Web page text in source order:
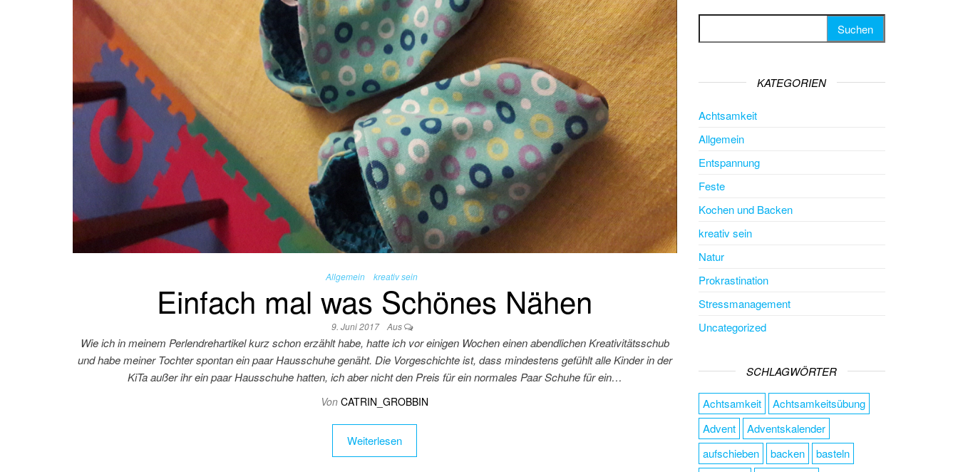
Allgemein kreativ sein
Einfach mal was Schönes Nähen
9. Juni 2017 Aus
Wie ich in meinem Perlendrehartikel kurz schon erzählt habe, hatte ich vor einigen Wochen einen abendlichen Kreativitätsschub
und habe meiner Tochter spontan ein paar Hausschuhe genäht. Die Vorgeschichte ist, dass mindestens gefühlt alle Kinder in der
KiTa außer ihr ein paar Hausschuhe hatten, ich aber nicht den Preis für ein normales Paar Schuhe für ein…
Von CATRIN_GROBBIN
Weiterlesen
KATEGORIEN
Achtsamkeit
Allgemein
Entspannung
Feste
Kochen und Backen
kreativ sein
Natur
Prokrastination
Stressmanagement
Uncategorized
SCHLAGWÖRTER
Achtsamkeit
Achtsamkeitsübung
Advent
Adventskalender
aufschieben
backen
basteln